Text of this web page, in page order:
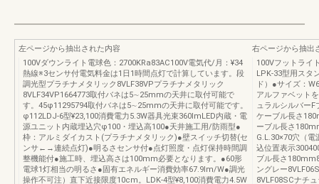
左ページから抽出された内容
100Vダウンライト電球色：2700KRa83AC100V電気代/月：¥34
熱線※3センサ付電気料金は1日1時間点灯で計算しています。段
調光型プラチナメタリック8VLF38VPプラチナメタリック
8VLF34VP1664773取付バネは5∼25mmの天井に取付可能で
す。45φ11295794取付バネは5∼25mmの天井に取付可能です。
φ112LDJ-6型¥23,100消費電力5.3W器具光束360lmLED内蔵・電
源ユニット内蔵埋込穴φ100・埋込高100●天井施工用/防雨型●
枠：アルミダイカスト(プラチナメタリック)●壁スイッチ切替(セ
ンサ←→連続点灯)●明るさセンサ付●点灯照度・点灯保持時間調
整機能付●施工時、埋込高さは100mm必要となります。●60形
電球1灯相当の明るさ●固有エネルギー消費効率67.9lm/W●調光
操作不可注）直下近接限度10cm。LDK-4型¥8,100消費電力4.5W
右ページから抽出
100Vフットライ
LPK-33型用スタ
ド）●サイズ：
アルファベット
ュラルシルバー
ケーブル長さ
ーブル長さ
G.L.30×70穴（
込位置表示
ブル長さ
ングレー
8VLF08SCナチ